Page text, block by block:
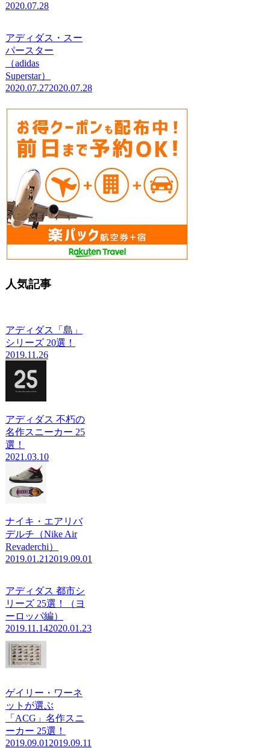
2020.07.28
アディダス・スー
パースター
（adidas
Superstar）
2020.07.272020.07.28
人気記事
アディダス「島」
シリーズ 20選！
2019.11.26
アディダス 不朽の
名作スニーカー 25
選！
2021.03.10
ナイキ・エアリバ
デルチ（Nike Air
Revaderchi）
2019.01.21 2019.09.01
アディダス 都市シ
リーズ 25選！（ヨ
ーロッパ編）
2019.11.142020.01.23
ゲイリー・ワーネ
ットが選ぶ
「ACG」名作スニ
ーカー 25選！
2019.09.01 2019.09.11